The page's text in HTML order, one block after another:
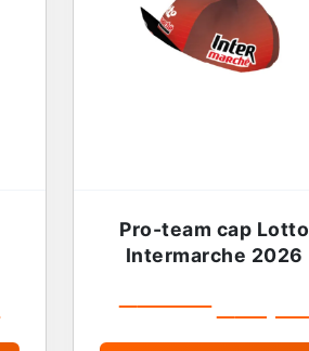
Pro-team cap Lotto
Intermarche 2026
€19,99